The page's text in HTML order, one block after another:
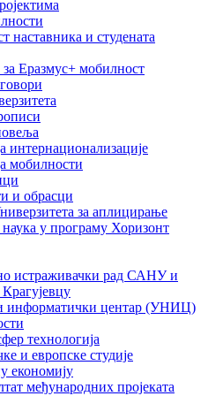
наставника и студената
Еразмус+ мобилност
интернационализације
мобилности
и обрасци
за аплицирање
у програму Хоризонт
истраживачки рад САНУ и
информатички центар (УНИЦ)
технологија
и европске студије
економију
међународних пројеката